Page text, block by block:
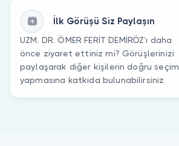
İlk Görüşü Siz Paylaşın
UZM. DR. ÖMER FERİT DEMİRÖZ’ı daha
önce ziyaret ettiniz mi? Görüşlerinizi
paylaşarak diğer kişilerin doğru seçim
yapmasına katkıda bulunabilirsiniz.